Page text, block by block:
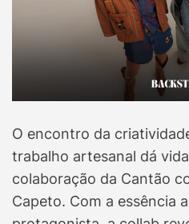
O encontro da
trabalho artesanal dá
colaboração da Cantão
Capeto. Com a essência